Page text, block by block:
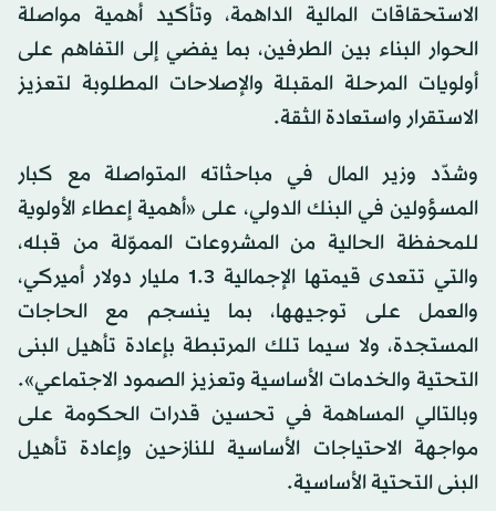
الاستحقاقات المالية الداهمة، وتأكيد أهمية مواصلة
الحوار البناء بين الطرفين، بما يفضي إلى التفاهم على
أولويات المرحلة المقبلة والإصلاحات المطلوبة لتعزيز
الاستقرار واستعادة الثقة.
وشدّد وزير المال في مباحثاته المتواصلة مع كبار
المسؤولين في البنك الدولي، على «أهمية إعطاء الأولوية
للمحفظة الحالية من المشروعات المموّلة من قبله،
والتي تتعدى قيمتها الإجمالية 1.3 مليار دولار أميركي،
والعمل على توجيهها، بما ينسجم مع الحاجات
المستجدة، ولا سيما تلك المرتبطة بإعادة تأهيل البنى
التحتية والخدمات الأساسية وتعزيز الصمود الاجتماعي».
وبالتالي المساهمة في تحسين قدرات الحكومة على
مواجهة الاحتياجات الأساسية للنازحين وإعادة تأهيل
البنى التحتية الأساسية.